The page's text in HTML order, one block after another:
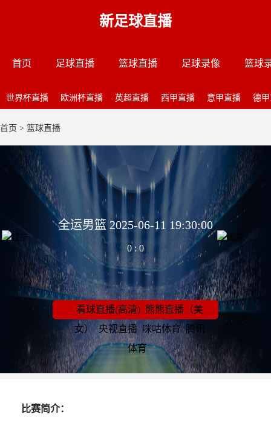
新足球直播
首页 足球直播 篮球直播 足球录像 篮球
世界杯直播 欧洲杯直播 英超直播 西甲直播 意甲直播 德
首页 > 篮球直播
全运男篮 2025-06-11 19:30:00
0: 0
看球直播(高清) 熊熊直播（美
女） 央视直播 咪咕体育 腾讯
体育
比赛简介：